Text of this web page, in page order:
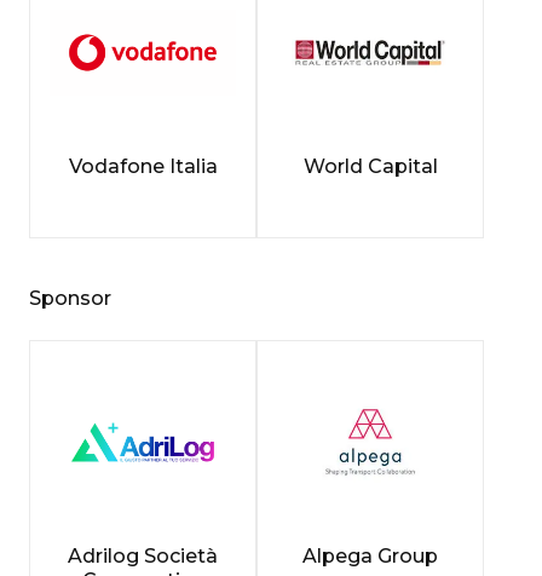
Vodafone Italia World Capital
Sponsor
Adrilog Società
Alpega Group